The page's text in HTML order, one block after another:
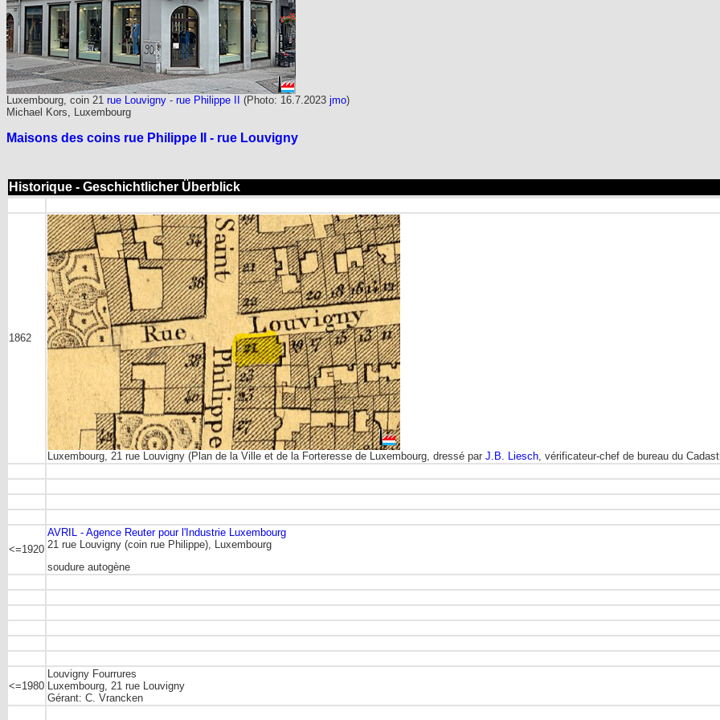
Luxembourg, coin 21 rue Louvigny - rue Philippe II (Photo: 16.7.2023 jmo)
Michael Kors, Luxembourg
Maisons des coins rue Philippe II - rue Louvigny
Historique - Geschichtlicher Überblick
1862
Luxembourg, 21 rue Louvigny (Plan de la Ville et de la Forteresse de Luxembourg, dressé par J.B. Liesch, vérificateur-chef de bureau du
<=1920
AVRIL - Agence Reuter pour l'Industrie Luxembourg
21 rue Louvigny (coin rue Philippe), Luxembourg
soudure autogène
<=1980
Louvigny Fourrures
Luxembourg, 21 rue Louvigny
Gérant: C. Vrancken